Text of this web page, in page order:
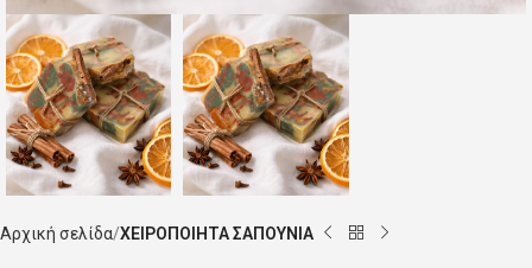
Αρχική σελίδα ΧΕΙΡΟΠΟΙΗΤΑ ΣΑΠΟΥΝΙΑ